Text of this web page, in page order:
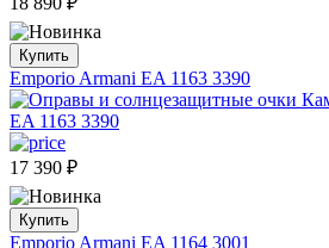
Купить
Emporio Armani EA 1163 3390
17 390 ₽
Купить
Emporio Armani EA 1164 3001